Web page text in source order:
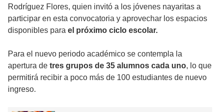
Rodríguez Flores, quien invitó a los jóvenes nayaritas a
participar en esta convocatoria y aprovechar los espacios
disponibles para el próximo ciclo escolar.
Para el nuevo periodo académico se contempla la
apertura de tres grupos de 35 alumnos cada uno, lo que
permitirá recibir a poco más de 100 estudiantes de nuevo
ingreso.